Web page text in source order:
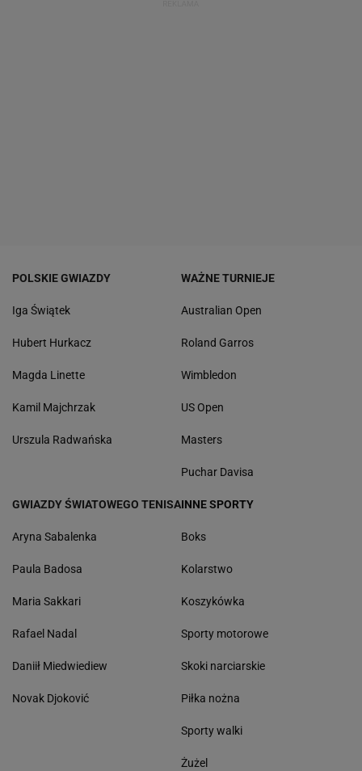
POLSKIE GWIAZDY
Iga Świątek
Hubert Hurkacz
Magda Linette
Kamil Majchrzak
Urszula Radwańska
WAŻNE TURNIEJE
Australian Open
Roland Garros
Wimbledon
US Open
Masters
Puchar Davisa
GWIAZDY ŚWIATOWEGO TENISA
Aryna Sabalenka
Paula Badosa
Maria Sakkari
Rafael Nadal
Daniił Miedwiediew
Novak Djoković
INNE SPORTY
Boks
Kolarstwo
Koszykówka
Sporty motorowe
Skoki narciarskie
Piłka nożna
Sporty walki
Żużel